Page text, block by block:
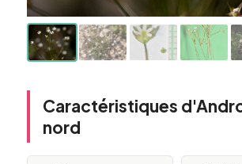
Caractéristiques
nord